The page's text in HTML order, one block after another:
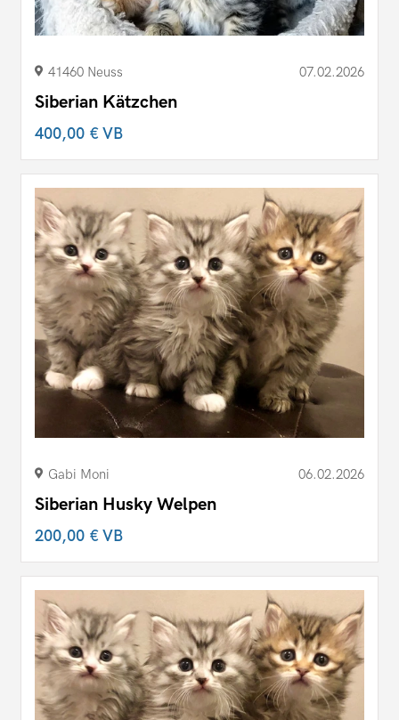
41460 Neuss 07.02.2026
Siberian Kätzchen
400,00 €VB
Gabi Moni 06.02.2026
Siberian Husky Welpen
200,00 €VB